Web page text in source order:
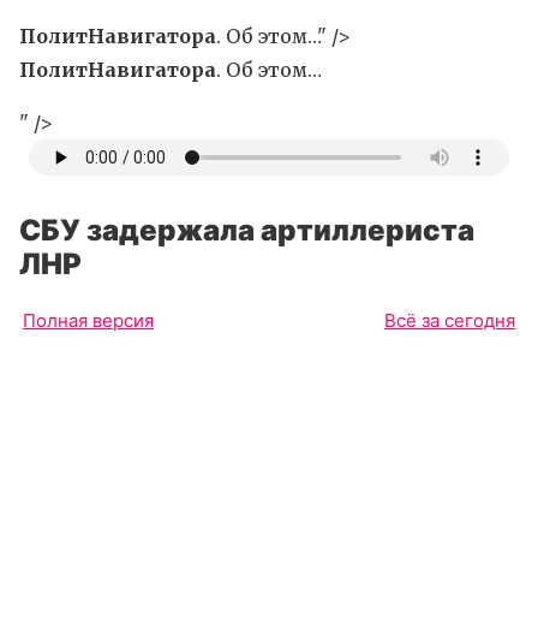
ПолитНавигатора. Об этом…" />
ПолитНавигатора. Об этом…
" />
СБУ задержала артиллериста
ЛНР
Полная версия Всё за сегодня